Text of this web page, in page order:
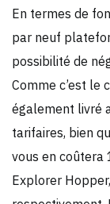
En termes de
par neuf
possibilité de
Comme c’est le
également livré
tarifaires, bien
vous en coûtera
Explorer